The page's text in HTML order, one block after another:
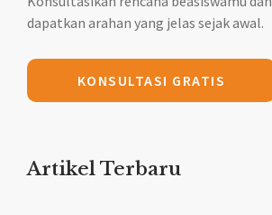
dapatkan arahan yang jelas sejak awal.
KONSULTASI GRATIS
Artikel Terbaru